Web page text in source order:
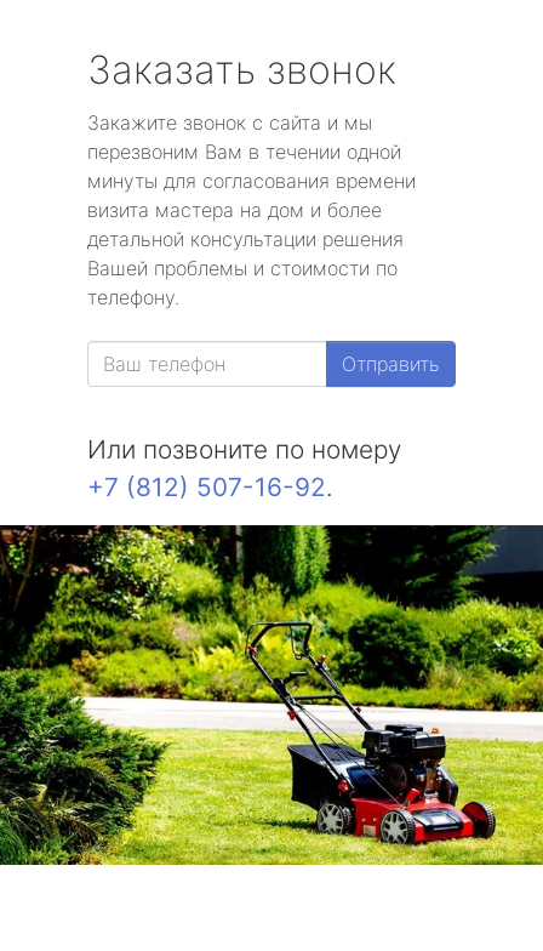
Заказать звонок
Закажите звонок с сайта и мы
перезвоним Вам в течении одной
минуты для согласования времени
визита мастера на дом и более
детальной консультации решения
Вашей проблемы и стоимости по
телефону.
Отправить
Или позвоните по номеру
+7 (812) 507-16-92.